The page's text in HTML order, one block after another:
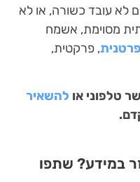
לא עובד כשורה, או לא
מסוימת, אשמח
, פרקטית,
טלפוני או להשאיר
במידע? שתפו